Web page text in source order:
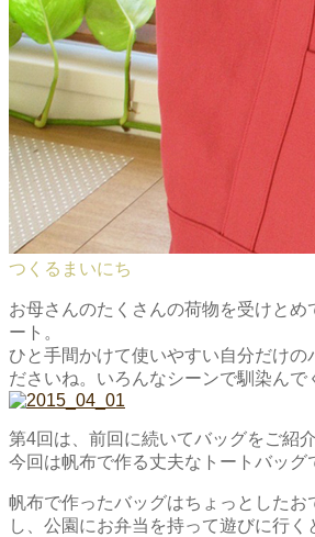
つくるまいにち
お母さんのたくさんの荷物を受けとめ
ート。
ひと手間かけて使いやすい自分だけの
ださいね。いろんなシーンで馴染んで
第4回は、前回に続いてバッグをご紹介
今回は帆布で作る丈夫なトートバッグ
帆布で作ったバッグはちょっとしたお
し、公園にお弁当を持って遊びに行く